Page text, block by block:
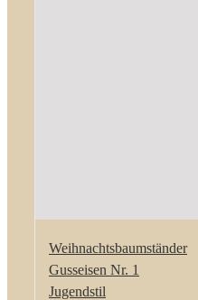
Weihnachtsbaumständer
Gusseisen Nr. 1
Jugendstil